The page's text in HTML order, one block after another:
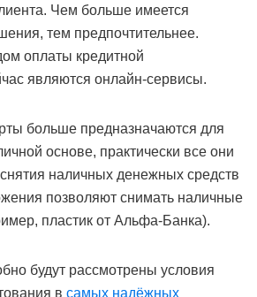
Чем больше имеется
тем предпочтительнее.
оплаты кредитной
являются онлайн-сервисы.
больше предназначаются для
основе, практически все они
наличных денежных средств
позволяют снимать наличные
пластик от Альфа-Банка).
будут рассмотрены условия
в самых надёжных